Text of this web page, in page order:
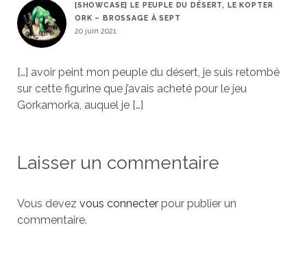
[SHOWCASE] LE PEUPLE DU DÉSERT, LE KOPTER
ORK – BROSSAGE À SEPT
20 juin 2021
[…] avoir peint mon peuple du désert, je suis retombé
sur cette figurine que j’avais acheté pour le jeu
Gorkamorka, auquel je […]
Laisser un commentaire
Vous devez vous connecterpour publier un
commentaire.